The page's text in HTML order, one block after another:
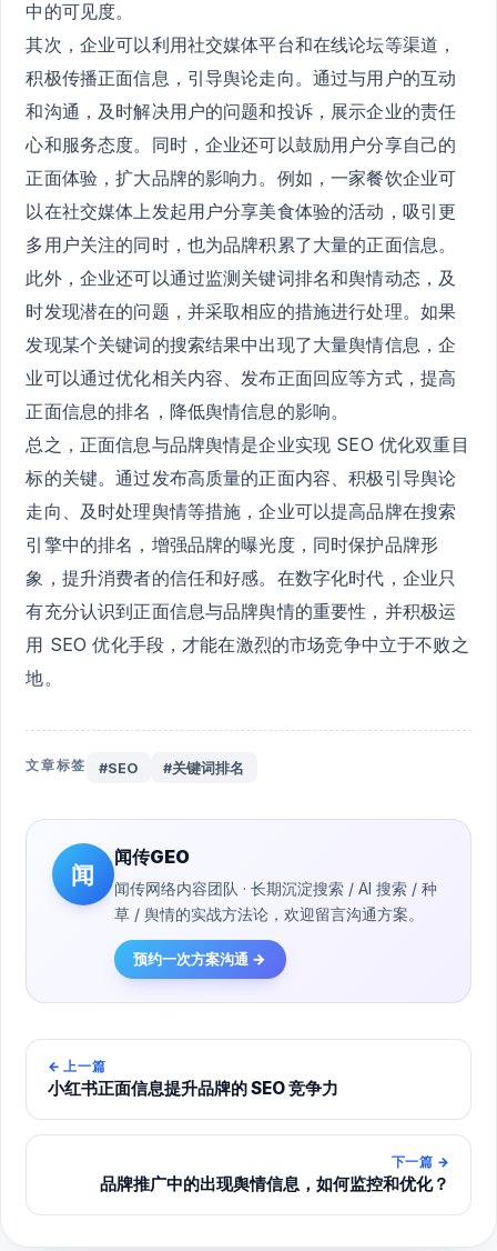
中的可见度。
其次，企业可以利用社交媒体平台和在线论坛等渠道，
积极传播正面信息，引导舆论走向。通过与用户的互动
和沟通，及时解决用户的问题和投诉，展示企业的责任
心和服务态度。同时，企业还可以鼓励用户分享自己的
正面体验，扩大品牌的影响力。例如，一家餐饮企业可
以在社交媒体上发起用户分享美食体验的活动，吸引更
多用户关注的同时，也为品牌积累了大量的正面信息。
此外，企业还可以通过监测关键词排名和舆情动态，及
时发现潜在的问题，并采取相应的措施进行处理。如果
发现某个关键词的搜索结果中出现了大量舆情信息，企
业可以通过优化相关内容、发布正面回应等方式，提高
正面信息的排名，降低舆情信息的影响。
总之，正面信息与品牌舆情是企业实现 SEO 优化双重目
标的关键。通过发布高质量的正面内容、积极引导舆论
走向、及时处理舆情等措施，企业可以提高品牌在搜索
引擎中的排名，增强品牌的曝光度，同时保护品牌形
象，提升消费者的信任和好感。在数字化时代，企业只
有充分认识到正面信息与品牌舆情的重要性，并积极运
用 SEO 优化手段，才能在激烈的市场竞争中立于不败之
地。
文章标签 #SEO #关键词排名
闻
闻传GEO
闻传网络内容团队 · 长期沉淀搜索 / AI 搜索 / 种
草 / 舆情的实战方法论，欢迎留言沟通方案。
预约一次方案沟通 →
← 上一篇
小红书正面信息提升品牌的 SEO 竞争力
下一篇 →
品牌推广中的出现舆情信息，如何监控和优化？